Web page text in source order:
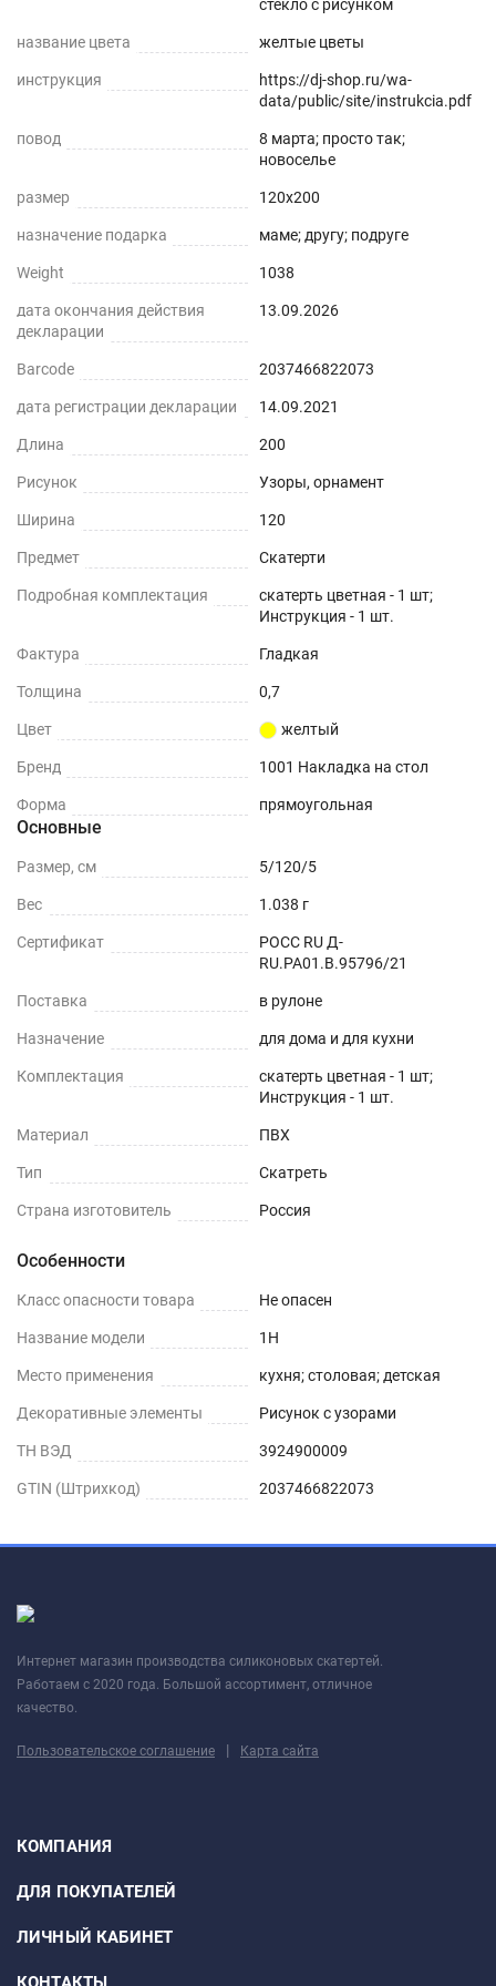
стекло с рисунком
название цвета желтые цветы
инструкция
https://dj-shop.ru/wa-
data/public/site/instrukcia.pdf
повод
8 марта; просто так;
новоселье
размер 120x200
назначение подарка маме; другу; подруге
Weight 1038
дата окончания действия
декларации
13.09.2026
Barcode 2037466822073
дата регистрации декларации 14.09.2021
Длина 200
Рисунок Узоры, орнамент
Ширина 120
Предмет Скатерти
Подробная комплектация
скатерть цветная - 1 шт;
Инструкция - 1 шт.
Фактура Гладкая
Толщина 0,7
Цвет желтый
Бренд 1001 Накладка на стол
Форма прямоугольная
Основные
Размер, см 5/120/5
Вес 1.038 г
Сертификат
РОСС RU Д-
RU.РА01.В.95796/21
Поставка в рулоне
Назначение для дома и для кухни
Комплектация
скатерть цветная - 1 шт;
Инструкция - 1 шт.
Материал ПВХ
Тип Скатреть
Страна изготовитель Россия
Особенности
Класс опасности товара Не опасен
Название модели 1H
Место применения кухня; столовая; детская
Декоративные элементы Рисунок с узорами
ТН ВЭД 3924900009
GTIN (Штрихкод) 2037466822073
Интернет магазин производства силиконовых скатертей.
Работаем с 2020 года. Большой ассортимент, отличное
качество.
Пользовательское соглашение | Карта сайта
КОМПАНИЯ
ДЛЯ ПОКУПАТЕЛЕЙ
ЛИЧНЫЙ КАБИНЕТ